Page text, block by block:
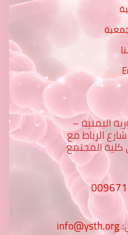
اليمنية –
الرباط مع
كلية المجتمع
info@ysth.org